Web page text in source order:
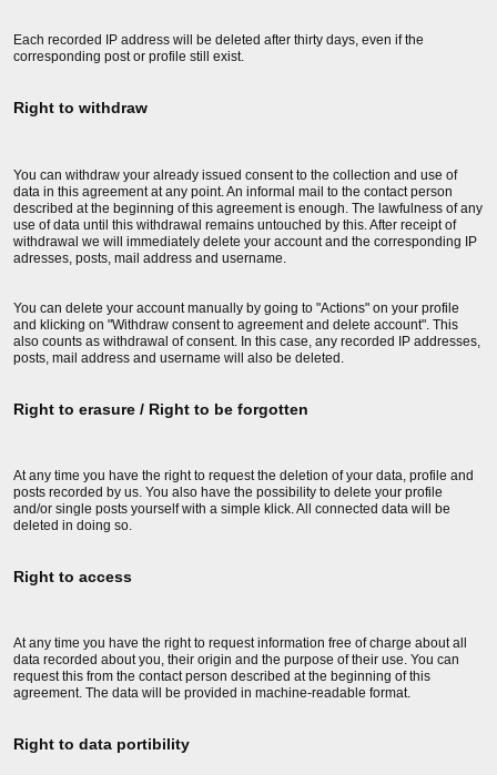
Each recorded IP address will be deleted after thirty days, even if the
corresponding post or profile still exist.
Right to withdraw
You can withdraw your already issued consent to the collection and use of
data in this agreement at any point. An informal mail to the contact person
described at the beginning of this agreement is enough. The lawfulness of any
use of data until this withdrawal remains untouched by this. After receipt of
withdrawal we will immediately delete your account and the corresponding IP
adresses, posts, mail address and username.
You can delete your account manually by going to "Actions" on your profile
and klicking on "Withdraw consent to agreement and delete account". This
also counts as withdrawal of consent. In this case, any recorded IP addresses,
posts, mail address and username will also be deleted.
Right to erasure / Right to be forgotten
At any time you have the right to request the deletion of your data, profile and
posts recorded by us. You also have the possibility to delete your profile
and/or single posts yourself with a simple klick. All connected data will be
deleted in doing so.
Right to access
At any time you have the right to request information free of charge about all
data recorded about you, their origin and the purpose of their use. You can
request this from the contact person described at the beginning of this
agreement. The data will be provided in machine-readable format.
Right to data portibility